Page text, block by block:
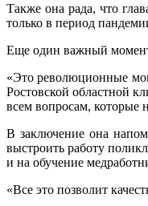
Также она рада, что
только в период
Еще один важный
«Это революционные
Ростовской областной
всем вопросам, которые
В заключение она
выстроить работу
и на обучение
«Все это позволит